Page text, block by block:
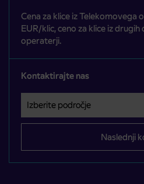
Cena za klice iz Telekomovega
EUR/klic, ceno za klice iz
operaterji.
Kontaktirajte nas
Izberite področje
Področje je obvezno izbrati.
Naslednji